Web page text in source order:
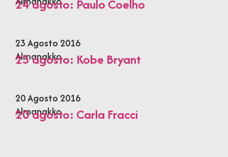
24 agosto: Paulo Coelho
23 Agosto 2016
Almanakko
23 agosto: Kobe Bryant
20 Agosto 2016
Almanakko
20 agosto: Carla Fracci